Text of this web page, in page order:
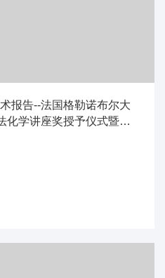
报告--法国格勒诺布尔大
化学讲座奖授予仪式暨分